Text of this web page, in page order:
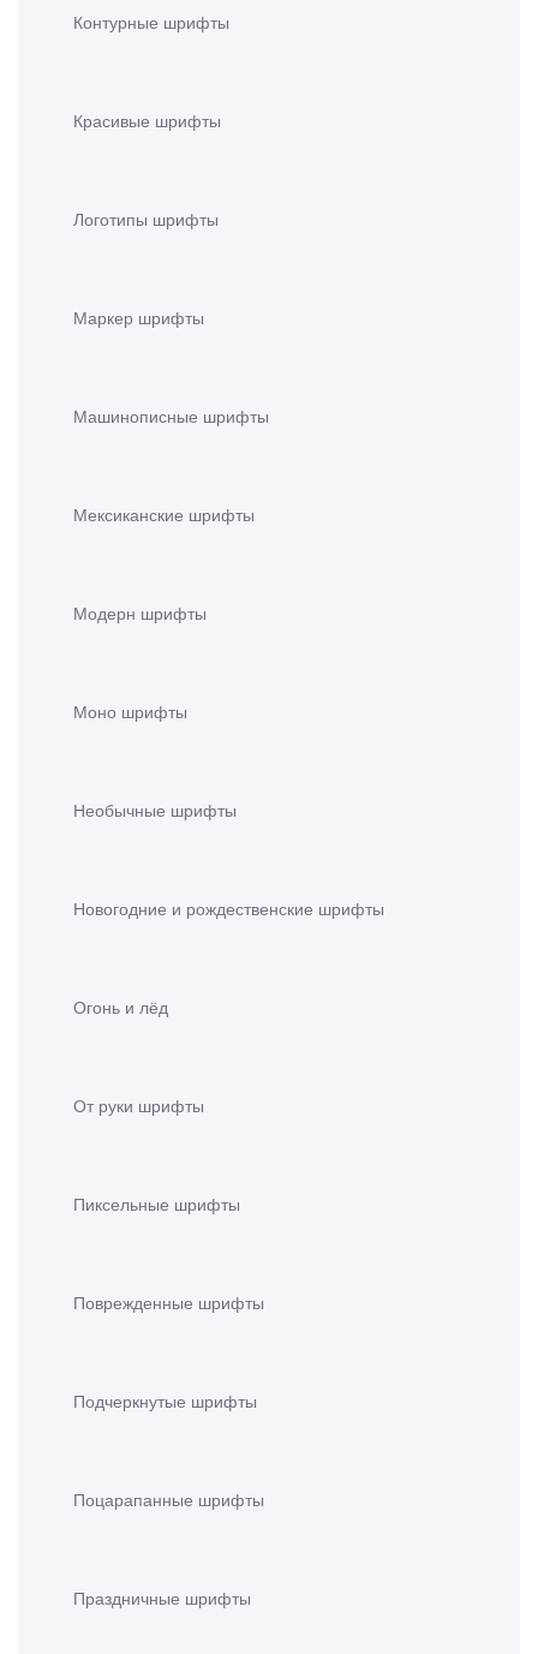
Контурные шрифты
Красивые шрифты
Логотипы шрифты
Маркер шрифты
Машинописные шрифты
Мексиканские шрифты
Модерн шрифты
Моно шрифты
Необычные шрифты
Новогодние и рождественские шрифты
Огонь и лёд
От руки шрифты
Пиксельные шрифты
Поврежденные шрифты
Подчеркнутые шрифты
Поцарапанные шрифты
Праздничные шрифты